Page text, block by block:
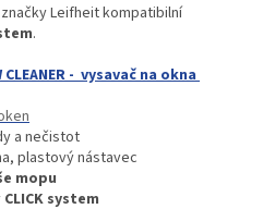
značky Leifheit kompatibilní
.
CLEANER - vysavač na okna
a nečistot
plastový nástavec
mopu
CLICK system